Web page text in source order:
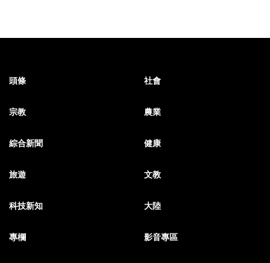
頭條 社會
宗教 農業
綜合新聞 健康
旅遊 文教
科技新知 大陸
專欄 影音專區